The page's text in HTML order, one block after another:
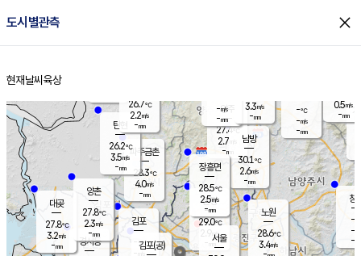
도시별관측 close
홈
현재날씨 육상
양주
27.4℃
2.7
-mm
경서동
파주금촌
28.3℃
4.0m/s
-mm
-℃
-m/s
-mm
대곶
27.8℃
3.2m/s
-mm
창
-
-m/
-
탄현
26.2℃
3.5m/s
-mm
0.5m/s
-mm
김포
- ℃
-m/s
양촌
27.8℃
2.3m/s
-mm
은평
29.0℃
2.9 m/s
- mm
노원
28.6℃
3.4m/s
남방
30.1℃
2.6m/s
-mm
장흥면
28.5℃
2.5m/s
-mm
-m/s
-mm
김포(공)
서울
26.7℃
2.2m/s
-mm
3.3m/s
-mm